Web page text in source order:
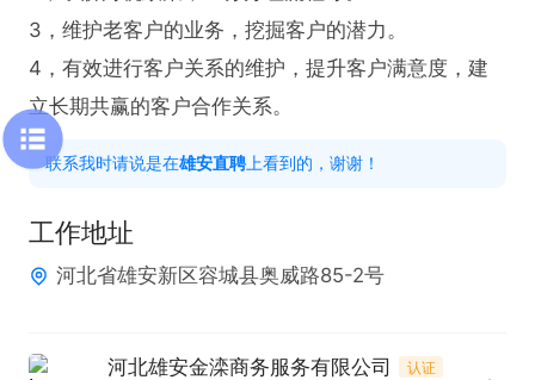
3，维护老客户的业务，挖掘客户的潜力。
4，有效进行客户关系的维护，提升客户满意度，建
立长期共赢的客户合作关系。
联系我时请说是在雄安直聘 上看到的，谢谢！
工作地址
河北省雄安新区容城县奥威路85-2号
河北雄安金滦商务服务有限公司 认证